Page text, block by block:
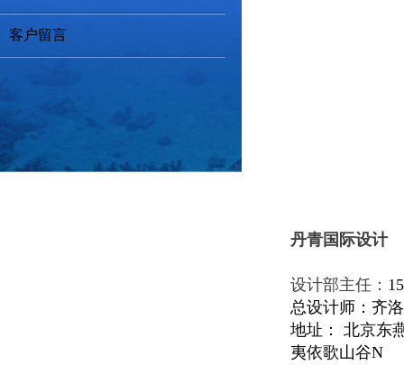
客户留言
丹青国际设计
设计部主任：
总设计师：齐
地址： 北京东
夷依歌山谷N